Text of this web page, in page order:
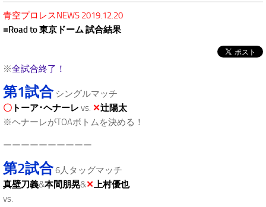
青空プロレスNEWS 2019.12.20
■Road to 東京ドーム 試合結果
※全試合終了！
第1試合シングルマッチ
〇 トーア･ヘナーレ vs. ✕辻陽太
※ヘナーレがTOAボトムを決める！
ーーーーーーーーーー
第2試合6人タッグマッチ
真壁刀義&本間朋晃&✕上村優也
vs.